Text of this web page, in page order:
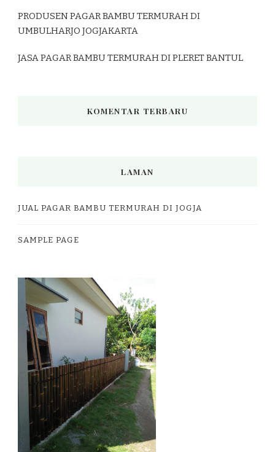
PRODUSEN PAGAR BAMBU TERMURAH DI
UMBULHARJO JOGJAKARTA
JASA PAGAR BAMBU TERMURAH DI PLERET BANTUL
KOMENTAR TERBARU
LAMAN
JUAL PAGAR BAMBU TERMURAH DI JOGJA
SAMPLE PAGE